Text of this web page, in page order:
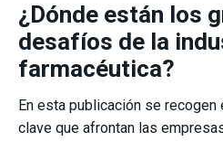
¿Dónde están los
desafíos de la
farmacéutica?
En esta publicación se
clave que afrontan las